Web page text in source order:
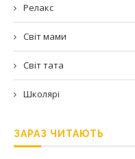
Релакс
Світ мами
Світ тата
Школярі
ЗАРАЗ ЧИТАЮТЬ